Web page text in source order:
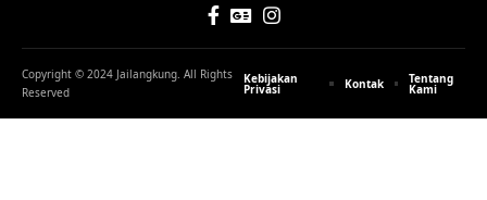
Copyright © 2024 Jailangkung. All Rights
Reserved
Kebijakan
Privasi Kontak Tentang
Kami